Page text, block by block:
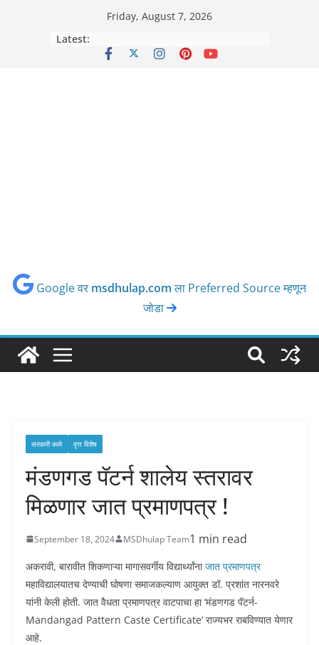
Friday, August 7, 2026
Latest:
Google वर msdhulap.comला Preferred Source म्हणून
जोडा
सरकारी कामे वृत्त विशेष
मंडणगड पॅटर्न शालेय स्तरावर
मिळणार जात प्रमाणपत्र !
September 18, 2024 MSDhulap Team1 min read
अकरावी, बारावीत शिकणाऱ्या मागासवर्गीय विद्यार्थ्यांनाजात प्रमाणपत्र
महाविद्यालयातच देण्याची घोषणा समाजकल्याण आयुक्त डॉ. प्रशांत नारनवरे
यांनी केली होती. जात वैधता प्रमाणपत्र वाटपाचा हा ‘मंडणगड पॅटर्न-
Mandangad Pattern Caste Certificate’ राज्यभर राबविण्यात येणार
आहे.